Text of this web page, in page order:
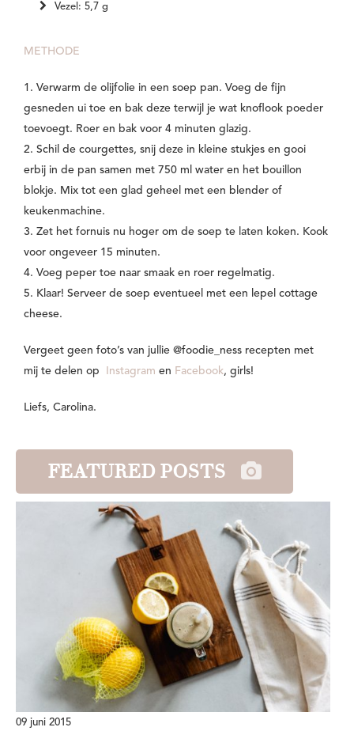
Vezel: 5,7 g
METHODE
1. Verwarm de olijfolie in een soep pan. Voeg de fijn
gesneden ui toe en bak deze terwijl je wat knoflook poeder
toevoegt. Roer en bak voor 4 minuten glazig.
2. Schil de courgettes, snij deze in kleine stukjes en gooi
erbij in de pan samen met 750 ml water en het bouillon
blokje. Mix tot een glad geheel met een blender of
keukenmachine.
3. Zet het fornuis nu hoger om de soep te laten koken. Kook
voor ongeveer 15 minuten.
4. Voeg peper toe naar smaak en roer regelmatig.
5. Klaar! Serveer de soep eventueel met een lepel cottage
cheese.
Vergeet geen foto’s van jullie @foodie_ness recepten met
mij te delen op
Instagram en Facebook, girls!
Liefs, Carolina.
FEATURED POSTS
09 juni 2015